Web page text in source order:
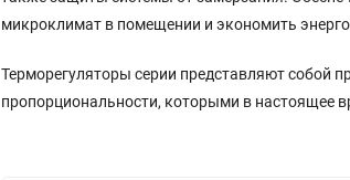
микроклимат в помещении и экономить
Терморегуляторы серии представляют собой
пропорциональности, которыми в настоящее